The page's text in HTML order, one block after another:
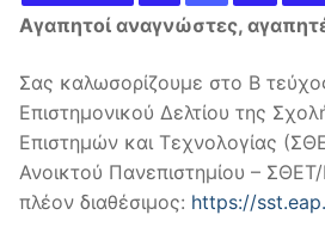
Αγαπητοί αναγνώστες,
Σας καλωσορίζουμε στο B
Επιστημονικού Δελτίου της
Επιστημών και Τεχνολογίας
Ανοικτού Πανεπιστημίου –
πλέον διαθέσιμος: https://